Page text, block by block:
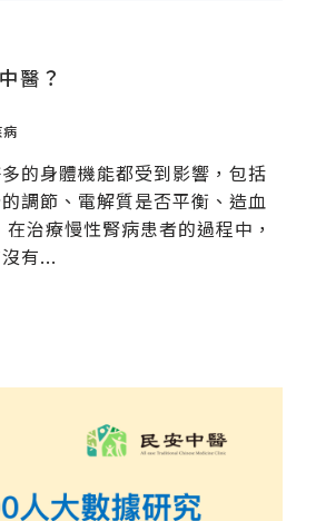
醫？
的身體機能都受到影響，包括
調節、電解質是否平衡、造血
治療慢性腎病患者的過程中，
有...